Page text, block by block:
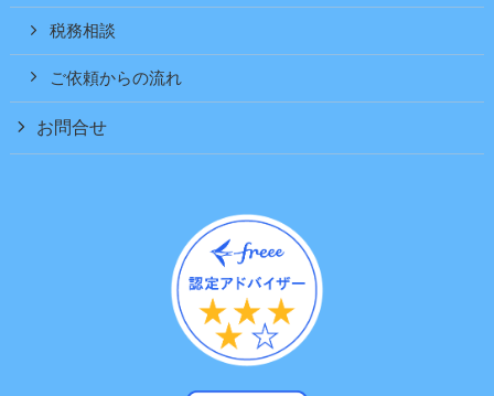
税務相談
ご依頼からの流れ
お問合せ